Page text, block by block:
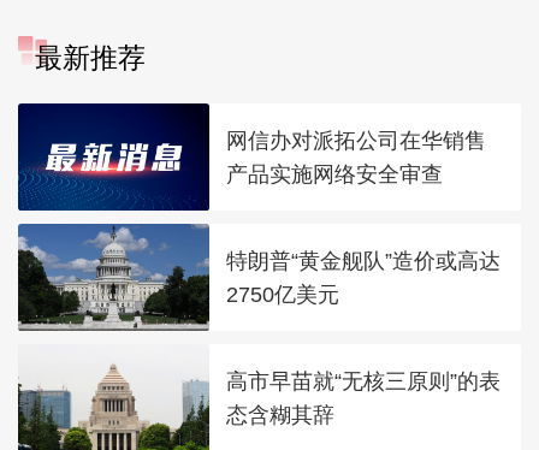
最新推荐
网信办对派拓公司在华销售
产品实施网络安全审查
特朗普“黄金舰队”造价或高达
2750亿美元
高市早苗就“无核三原则”的表
态含糊其辞